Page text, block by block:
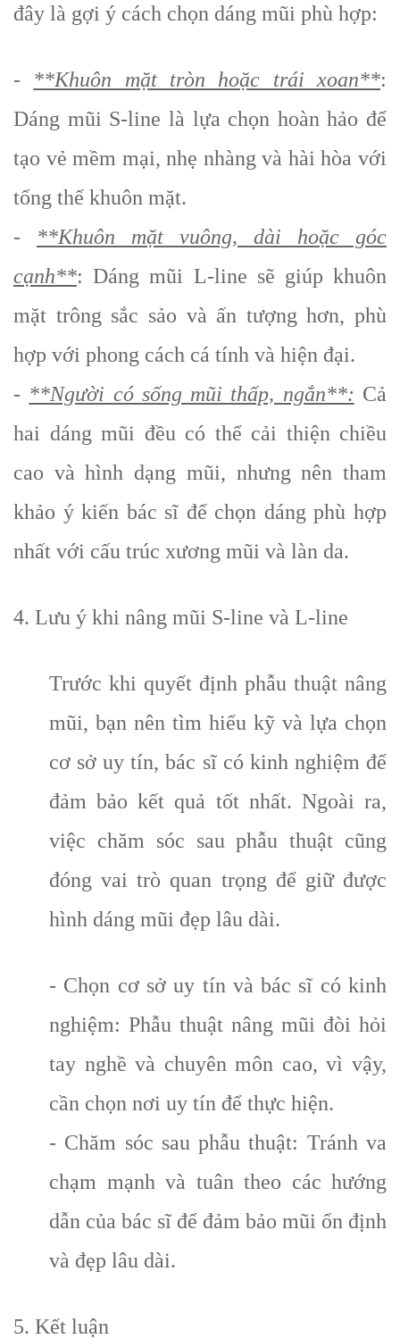
đây là gợi ý cách chọn dáng mũi phù hợp:
- **Khuôn mặt tròn hoặc trái xoan**:
Dáng mũi S-line là lựa chọn hoàn hảo để
tạo vẻ mềm mại, nhẹ nhàng và hài hòa với
tổng thể khuôn mặt.
- **Khuôn mặt vuông, dài hoặc góc
cạnh**: Dáng mũi L-line sẽ giúp khuôn
mặt trông sắc sảo và ấn tượng hơn, phù
hợp với phong cách cá tính và hiện đại.
- **Người có sống mũi thấp, ngắn**: Cả
hai dáng mũi đều có thể cải thiện chiều
cao và hình dạng mũi, nhưng nên tham
khảo ý kiến bác sĩ để chọn dáng phù hợp
nhất với cấu trúc xương mũi và làn da.
4. Lưu ý khi nâng mũi S-line và L-line
Trước khi quyết định phẫu thuật nâng
mũi, bạn nên tìm hiểu kỹ và lựa chọn
cơ sở uy tín, bác sĩ có kinh nghiệm để
đảm bảo kết quả tốt nhất. Ngoài ra,
việc chăm sóc sau phẫu thuật cũng
đóng vai trò quan trọng để giữ được
hình dáng mũi đẹp lâu dài.
- Chọn cơ sở uy tín và bác sĩ có kinh
nghiệm: Phẫu thuật nâng mũi đòi hỏi
tay nghề và chuyên môn cao, vì vậy,
cần chọn nơi uy tín để thực hiện.
- Chăm sóc sau phẫu thuật: Tránh va
chạm mạnh và tuân theo các hướng
dẫn của bác sĩ để đảm bảo mũi ổn định
và đẹp lâu dài.
5. Kết luận